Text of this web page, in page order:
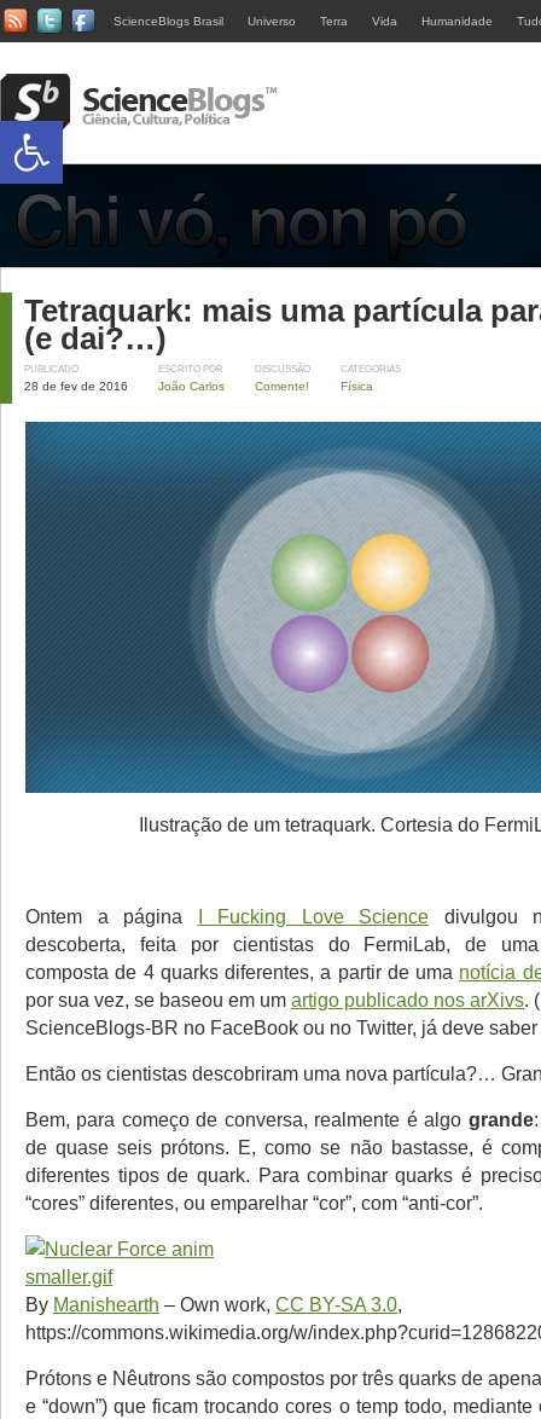
ScienceBlogs Brasil Universo Terra Vida Humanidade
Tetraquark: mais uma partícula
(e dai?…)
PUBLICADO
28 de fev de 2016
ESCRITO POR
João Carlos
DISCUSSÃO
Comente!
CATEGORIAS
Física
Ilustração de um tetraquark. Cortesia do
Ontem a página I Fucking Love Science divulgou
descoberta, feita por cientistas do FermiLab, de
composta de 4 quarks diferentes, a partir de uma notícia
por sua vez, se baseou em um artigo publicado nos arXivs.
ScienceBlogs-BR no FaceBook ou no Twitter, já deve
Então os cientistas descobriram uma nova partícula?…
Bem, para começo de conversa, realmente é algo grande
de quase seis prótons. E, como se não bastasse, é
diferentes tipos de quark. Para combinar quarks é
“cores” diferentes, ou emparelhar “cor”, com “anti-cor”.
By Manishearth – Own work, CC BY-SA 3.0,
https://commons.wikimedia.org/w/
Prótons e Nêutrons são compostos por três quarks de
e “down”) que ficam trocando cores o temp todo,
Abrir a barra de ferramentas